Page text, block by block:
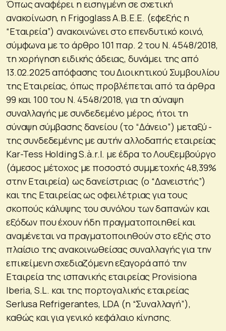
Όπως αναφέρει η εισηγμένη σε σχετική
ανακοίνωση, η Frigoglass Α.Β.Ε.Ε. (εφεξής η
“Εταιρεία”) ανακοινώνει στο επενδυτικό κοινό,
σύμφωνα με το άρθρο 101 παρ. 2 του Ν. 4548/2018,
τη χορήγηση ειδικής άδειας, δυνάμει της από
13.02.2025 απόφασης του Διοικητικού Συμβουλίου
της Εταιρείας, όπως προβλέπεται από τα άρθρα
99 και 100 του Ν. 4548/2018, για τη σύναψη
συναλλαγής με συνδεδεμένο μέρος, ήτοι τη
σύναψη σύμβασης δανείου (το “Δάνειο”) μεταξύ -
της συνδεδεμένης με αυτήν αλλοδαπής εταιρείας
Kar-Tess Holding S.à.r.l. με έδρα το Λουξεμβούργο
(άμεσος μέτοχος με ποσοστό συμμετοχής 48,39%
στην Εταιρεία) ως δανείστριας (ο “Δανειστής”)
και της Εταιρείας ως οφειλέτριας για τους
σκοπούς κάλυψης του συνόλου των δαπανών και
εξόδων που έχουν ήδη πραγματοποιηθεί και
αναμένεται να πραγματοποιηθούν στο εξής στο
πλαίσιο της ανακοινωθείσας συναλλαγής για την
επικείμενη σχεδιαζόμενη εξαγορά από την
Εταιρεία της ισπανικής εταιρείας Provisiona
Iberia, S.L. και της πορτογαλικής εταιρείας
Serlusa Refrigerantes, LDA (η “Συναλλαγή”),
καθώς και για γενικό κεφάλαιο κίνησης.